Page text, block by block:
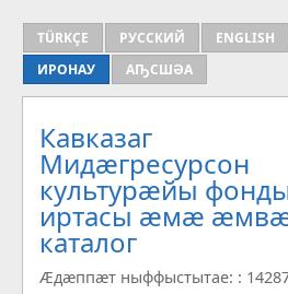
TÜRKÇE РУССКИЙ ENGLISH
ИРОНАУ
АҦСШӘА
Кавказаг
Мидæгресурсон
культурæйы
иртасы æмæ
каталог
Æдæппæт ныффыстытае: :